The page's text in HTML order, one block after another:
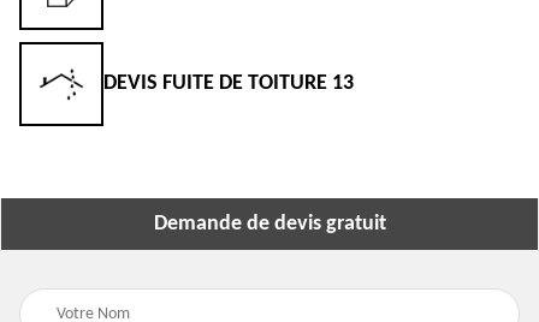
DEVIS FUITE DE TOITURE 13
Demande de devis gratuit